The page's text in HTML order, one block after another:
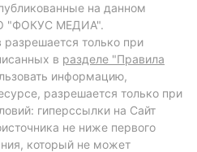
на данном
"ФОКУС МЕДИА".
только при
в разделе "Правила
информацию,
разрешается только при
гиперссылки на Сайт
не ниже первого
который не может